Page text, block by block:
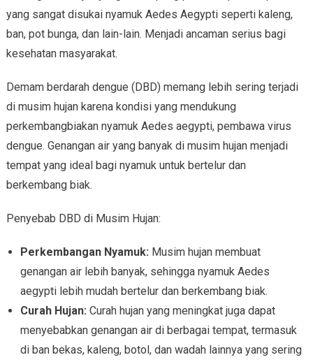
yang sangat disukai nyamuk Aedes Aegypti seperti kaleng,
ban, pot bunga, dan lain-lain. Menjadi ancaman serius bagi
kesehatan masyarakat.
Demam berdarah dengue (DBD) memang lebih sering terjadi
di musim hujan karena kondisi yang mendukung
perkembangbiakan nyamuk Aedes aegypti, pembawa virus
dengue. Genangan air yang banyak di musim hujan menjadi
tempat yang ideal bagi nyamuk untuk bertelur dan
berkembang biak.
Penyebab DBD di Musim Hujan:
Perkembangan Nyamuk: Musim hujan membuat
genangan air lebih banyak, sehingga nyamuk Aedes
aegypti lebih mudah bertelur dan berkembang biak.
Curah Hujan: Curah hujan yang meningkat juga dapat
menyebabkan genangan air di berbagai tempat, termasuk
di ban bekas, kaleng, botol, dan wadah lainnya yang sering